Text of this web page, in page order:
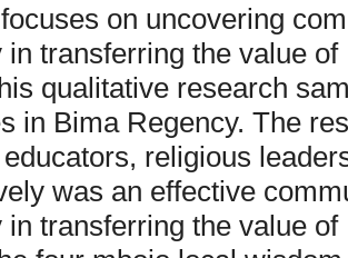
on uncovering
transferring the value
qualitative research
in Bima Regency. The
religious
was an effective
transferring the value